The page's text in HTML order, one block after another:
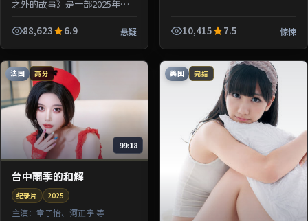
之外的故事》是一部2025年上
由杜琪峰执导，张译、许光汉、
88,623 6.9 悬疑 10,415 7.5 惊悚
法国 高分
99:18
台中雨季的和解
纪录片 2025
主演： 章子怡、河正宇 等
美国 完结